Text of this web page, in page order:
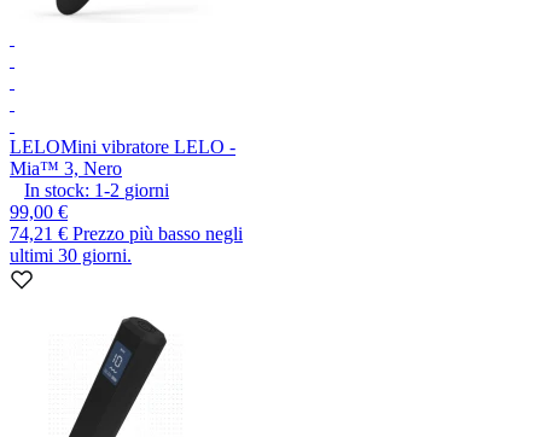
LELOMini vibratore LELO -
Mia™ 3, Nero
In stock: 1-2 giorni
99,00 €
74,21 € Prezzo più basso negli
ultimi 30 giorni.